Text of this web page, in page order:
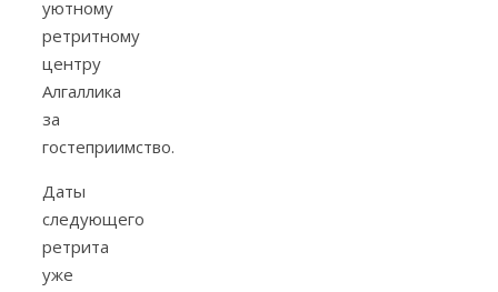
уютному
ретритному
центру
Алгаллика
за
гостеприимство.
Даты
следующего
ретрита
уже